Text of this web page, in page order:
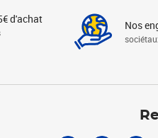
d'achat Nos